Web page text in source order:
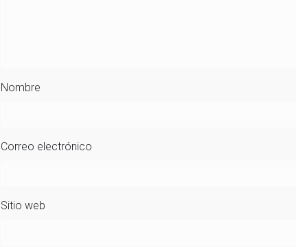
Nombre
Correo electrónico
Sitio web